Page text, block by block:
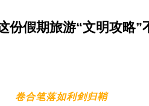
份假期旅游“文明攻略”
卷合笔落如利剑归鞘